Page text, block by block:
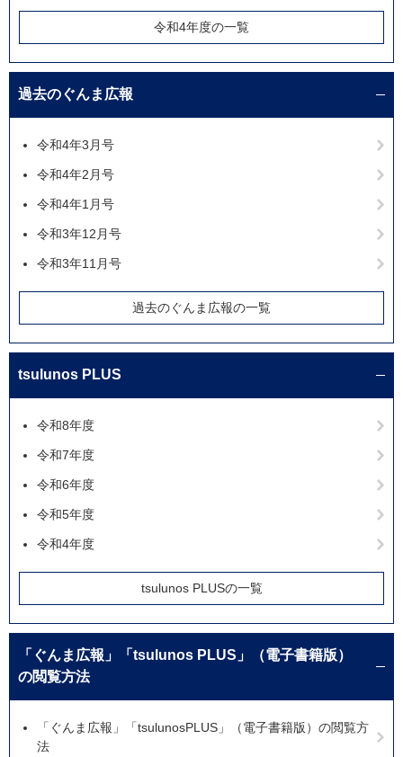
令和4年度の一覧
過去のぐんま広報
令和4年3月号
令和4年2月号
令和4年1月号
令和3年12月号
令和3年11月号
過去のぐんま広報の一覧
tsulunos PLUS
令和8年度
令和7年度
令和6年度
令和5年度
令和4年度
tsulunos PLUSの一覧
「ぐんま広報」「tsulunos PLUS」（電子書籍版）
の閲覧方法
「ぐんま広報」「tsulunosPLUS」（電子書籍版）の閲覧方
法